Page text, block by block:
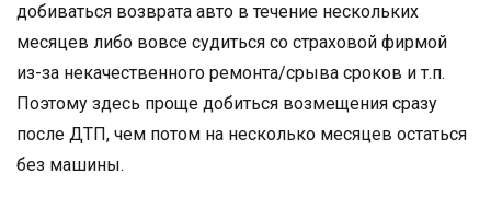
добиваться возврата авто в течение нескольких
месяцев либо вовсе судиться со страховой фирмой
из-за некачественного ремонта/срыва сроков и т.п.
Поэтому здесь проще добиться возмещения сразу
после ДТП, чем потом на несколько месяцев остаться
без машины.